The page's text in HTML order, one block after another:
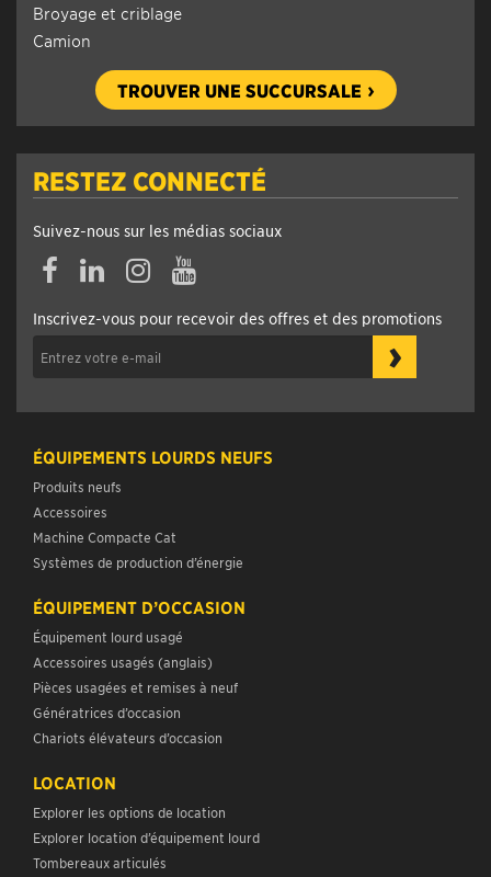
Broyage et criblage
Camion
TROUVER UNE SUCCURSALE
RESTEZ CONNECTÉ
Suivez-nous sur les médias sociaux
FacebookLinkedinInstagramYouTube
Inscrivez-vous pour recevoir des offres et des promotions
›
ÉQUIPEMENTS LOURDS NEUFS
Produits neufs
Accessoires
Machine Compacte Cat
Systèmes de production d’énergie
ÉQUIPEMENT D’OCCASION
Équipement lourd usagé
Accessoires usagés (anglais)
Pièces usagées et remises à neuf
Génératrices d’occasion
Chariots élévateurs d’occasion
LOCATION
Explorer les options de location
Explorer location d’équipement lourd
Tombereaux articulés